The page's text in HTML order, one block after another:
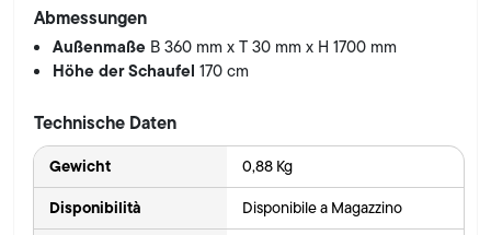
Abmessungen
Außenmaße B 360 mm x T 30 mm x H 1700 mm
Höhe der Schaufel170 cm
Technische Daten
Gewicht 0,88 Kg
Disponibilità Disponibile a Magazzino